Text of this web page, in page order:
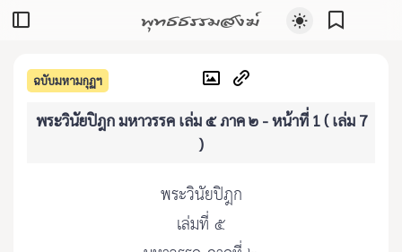
พุทธธรรมสงฆ์
ฉบับมหามกุฏฯ
พระวินัยปิฎก มหาวรรค เล่ม ๕ ภาค ๒ - หน้าที่ 1 ( เล่ม 7
)
พระวินัยปิฎก
เล่มที่ ๕